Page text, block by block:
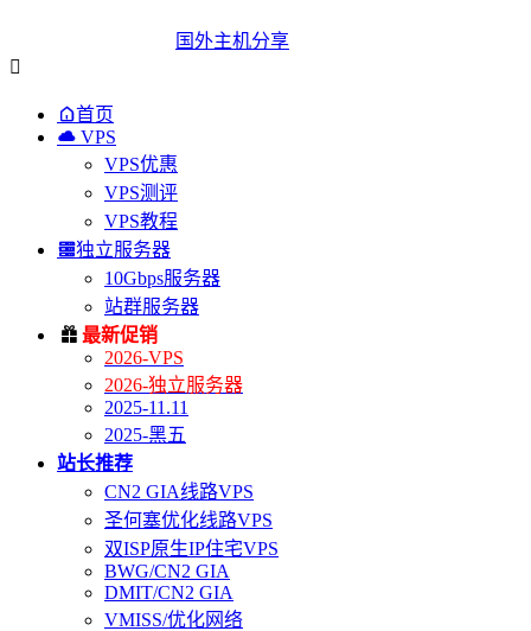
国外主机分享

首页
 VPS
VPS优惠
VPS测评
VPS教程
独立服务器
10Gbps服务器
站群服务器
 最新促销
2026-VPS
2026-独立服务器
2025-11.11
2025-黑五
站长推荐
CN2 GIA线路VPS
圣何塞优化线路VPS
双ISP原生IP住宅VPS
BWG/CN2 GIA
DMIT/CN2 GIA
VMISS/优化网络